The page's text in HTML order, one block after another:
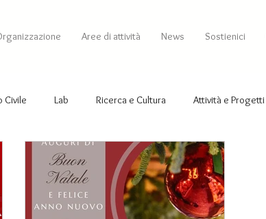
Aree di attività News Sostienici
Civile Lab Ricerca e Cultura Attività e Progetti